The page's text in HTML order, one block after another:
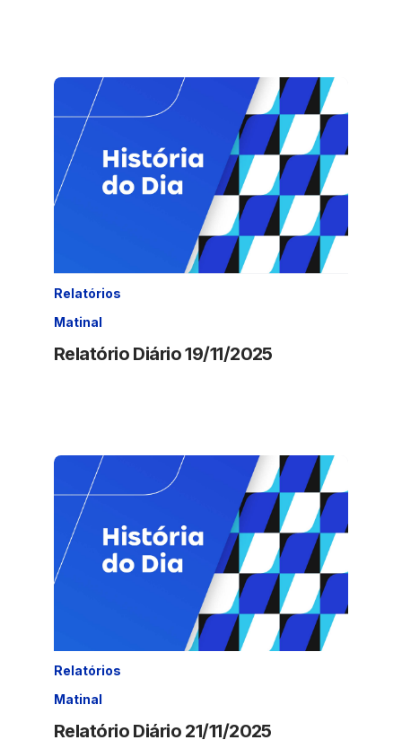
Relatórios
Matinal
Relatório Diário 19/11/2025
Relatórios
Matinal
Relatório Diário 21/11/2025